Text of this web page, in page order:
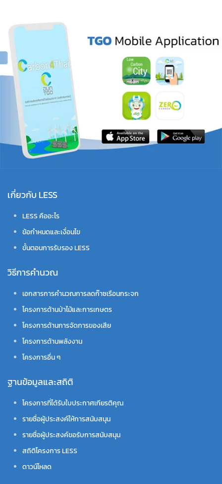
เกี่ยวกับ LESS
LESS คืออะไร
ข้อกำหนดและเงื่อนไข
ขั้นตอนการรับรอง LESS
วิธีการคำนวณ
เอกสารการคำนวณการลดก๊าซเรือนกระจก
โครงการด้านป่าไม้และการเกษตร
โครงการด้านการจัดการของเสีย
โครงการด้านพลังงาน
โครงการอื่น ๆ
ฐานข้อมูลและสถิติ
โครงการที่ได้รับใบประกาศเกียรติคุณ
รายชื่อผู้ประสงค์ให้การสนับสนุน
รายชื่อผู้ประสงค์ขอรับการสนับสนุน
สถิติโครงการ LESS
ดาวน์โหลด